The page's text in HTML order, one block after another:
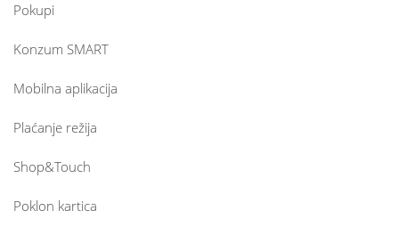
Pokupi
Konzum SMART
Mobilna aplikacija
Plaćanje režija
Shop&Touch
Poklon kartica